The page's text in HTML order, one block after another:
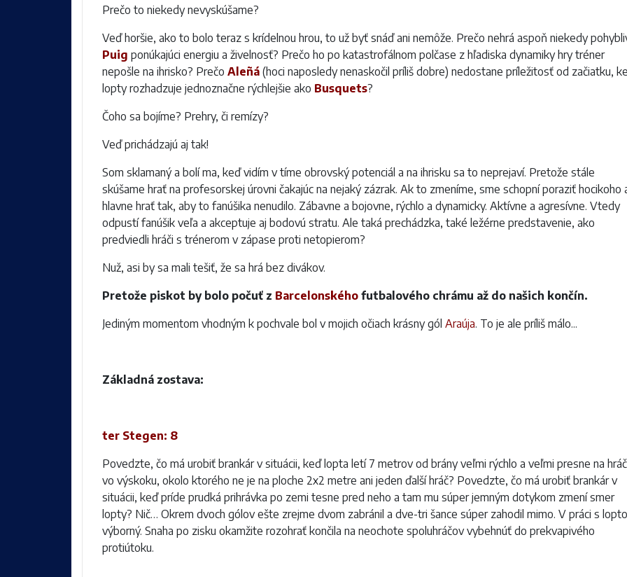
Prečo to niekedy nevyskúšame?
Veď horšie, ako to bolo teraz s krídelnou hrou, to už byť snáď ani nemôže. Prečo nehrá aspoň niekedy
Puig ponúkajúci energiu a živelnosť? Prečo ho po katastrofálnom polčase z hľadiska dynamiky hry tréner
nepošle na ihrisko? Prečo Aleñá (hoci naposledy nenaskočil príliš dobre) nedostane príležitosť od začiatku,
lopty rozhadzuje jednoznačne rýchlejšie ako Busquets?
Čoho sa bojíme? Prehry, či remízy?
Veď prichádzajú aj tak!
Som sklamaný a bolí ma, keď vidím v tíme obrovský potenciál a na ihrisku sa to neprejaví. Pretože stále
skúšame hrať na profesorskej úrovni čakajúc na nejaký zázrak. Ak to zmeníme, sme schopní poraziť hocikoho
hlavne hrať tak, aby to fanúšika nenudilo. Zábavne a bojovne, rýchlo a dynamicky. Aktívne a agresívne. Vtedy
odpustí fanúšik veľa a akceptuje aj bodovú stratu. Ale taká prechádzka, také ležérne predstavenie, ako
predviedli hráči s trénerom v zápase proti netopierom?
Nuž, asi by sa mali tešiť, že sa hrá bez divákov.
Pretože piskot by bolo počuť z Barcelonského futbalového chrámu až do našich končín.
Jediným momentom vhodným k pochvale bol v mojich očiach krásny gól Araúja. To je ale príliš málo...
Základná zostava:
ter Stegen: 8
Povedzte, čo má urobiť brankár v situácii, keď lopta letí 7 metrov od brány veľmi rýchlo a veľmi presne na
vo výskoku, okolo ktorého ne je na ploche 2x2 metre ani jeden ďalší hráč? Povedzte, čo má urobiť brankár v
situácii, keď príde prudká prihrávka po zemi tesne pred neho a tam mu súper jemným dotykom zmení smer
lopty? Nič… Okrem dvoch gólov ešte zrejme dvom zabránil a dve-tri šance súper zahodil mimo. V práci s
výborný. Snaha po zisku okamžite rozohrať končila na neochote spoluhráčov vybehnúť do prekvapivého
protiútoku.